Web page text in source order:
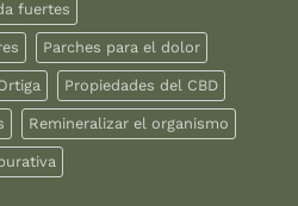
fuertes
Parches para el dolor
Propiedades del CBD
Remineralizar el organismo